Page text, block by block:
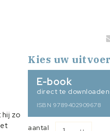
hij zo
Kies uw
E-book
direct te downloaden
ISBN 9789402909678
aantal